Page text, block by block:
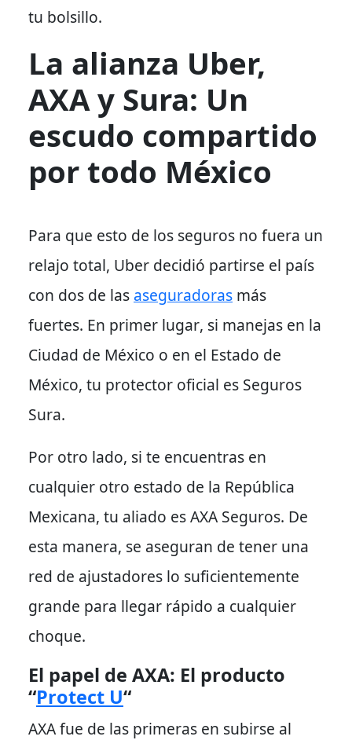
tu bolsillo.
La alianza Uber,
AXA y Sura: Un
escudo compartido
por todo México
Para que esto de los seguros no fuera un
relajo total, Uber decidió partirse el país
con dos de las aseguradoras más
fuertes. En primer lugar, si manejas en la
Ciudad de México o en el Estado de
México, tu protector oficial es Seguros
Sura.
Por otro lado, si te encuentras en
cualquier otro estado de la República
Mexicana, tu aliado es AXA Seguros. De
esta manera, se aseguran de tener una
red de ajustadores lo suficientemente
grande para llegar rápido a cualquier
choque.
El papel de AXA: El producto
“Protect U“
AXA fue de las primeras en subirse al